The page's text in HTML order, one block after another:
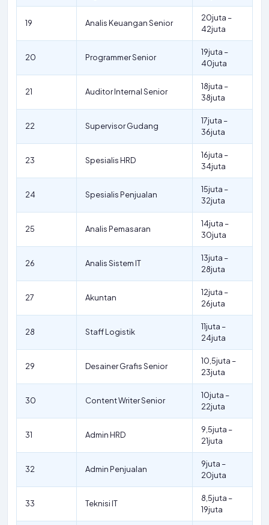
19 Analis Keuangan Senior
20juta –
42juta
20 Programmer Senior
19juta –
40juta
21 Auditor Internal Senior
18juta –
38juta
22 Supervisor Gudang
17juta –
36juta
23 Spesialis HRD
16juta –
34juta
24 Spesialis Penjualan
15juta –
32juta
25 Analis Pemasaran
14juta –
30juta
26 Analis Sistem IT
13juta –
28juta
27 Akuntan
12juta –
26juta
28 Staff Logistik
11juta –
24juta
29 Desainer Grafis Senior
10,5juta –
23juta
30 Content Writer Senior
10juta –
22juta
31 Admin HRD
9,5juta –
21juta
32 Admin Penjualan
9juta –
20juta
33 Teknisi IT
8,5juta –
19juta